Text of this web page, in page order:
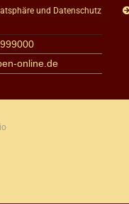
und Datenschutz
online.de